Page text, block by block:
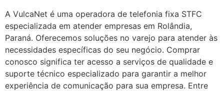
A VulcaNet é uma operadora de telefonia fixa STFC
especializada em atender empresas em Rolândia,
Paraná. Oferecemos soluções no varejo para atender às
necessidades específicas do seu negócio. Comprar
conosco significa ter acesso a serviços de qualidade e
suporte técnico especializado para garantir a melhor
experiência de comunicação para sua empresa. Entre